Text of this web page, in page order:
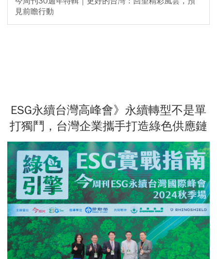
見前瞻行動
ESG永續台灣高峰會》永續轉型不是單
打獨鬥，台灣企業攜手打造綠色供應鏈